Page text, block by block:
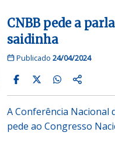
CNBB pede a
saidinha
Publicado 24/04/2024
A Conferência Nacional
pede ao Congresso